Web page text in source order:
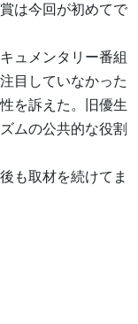
は今回が初めてで
ュメンタリー番組
目していなかった
を訴えた。旧優生
ムの公共的な役割
も取材を続けてま